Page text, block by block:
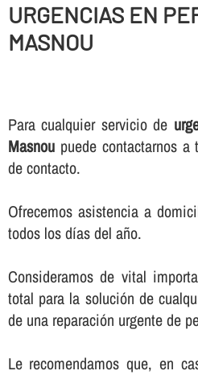
URGENCIAS EN
MASNOU
Para cualquier servicio de
Masnoupuede contactarnos a
de contacto.
Ofrecemos asistencia a
todos los dí­as del año.
Consideramos de vital
total para la solución de
de una reparación urgente de
Le recomendamos que, en